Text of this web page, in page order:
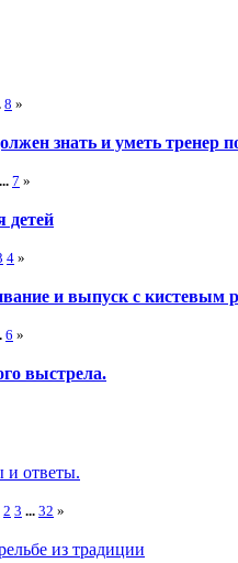
8 »
знать и уметь тренер
... 7 »
детей
4 »
и выпуск с кистевым
6 »
выстрела.
и ответы.
2 3 ... 32 »
из традиции